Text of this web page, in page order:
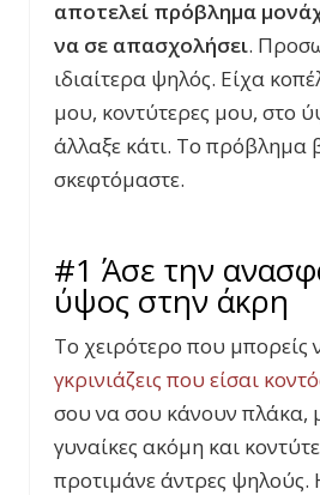
αποτελεί πρόβλημα
να σε απασχολήσει.
ιδιαίτερα ψηλός. Είχα
μου, κοντύτερες μου, στο
άλλαξε κάτι. Το πρόβλημα
σκεφτόμαστε.
#1 Άσε την
ύψος στην άκρη
Το χειρότερο που μπορείς
γκρινιάζεις που είσαι
σου να σου κάνουν πλάκα,
γυναίκες ακόμη και
προτιμάνε άντρες ψηλούς.